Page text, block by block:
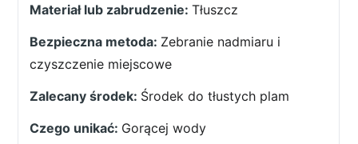
Tłuszcz
Zebranie nadmiaru i
czyszczenie miejscowe
Środek do tłustych plam
Gorącej wody